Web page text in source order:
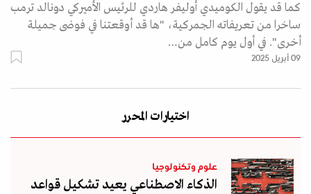
كما قد يقول الكوميدي أوليفر هاردي للرئيس الأميركي دونالد ترمب
ساخرا من تعريفاته الجمركية، "ها قد أوقعتنا في فوضى جميلة
أخرى". في أول يوم كامل من…
09 أبريل 2025
اختيارات المحرر
علوم وتكنولوجيا
الذكاء الاصطناعي يعيد تشكيل قواعد